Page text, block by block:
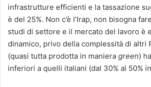
infrastrutture efficienti e la tassazione
è del 25%. Non c’è l’Irap, non bisogna
studi di settore e il mercato del lavoro è
dinamico, privo della complessità di altri
(quasi tutta prodotta in maniera green)
inferiori a quelli italiani (dal 30% al 50%